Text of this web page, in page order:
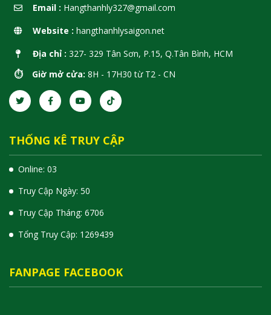
Email : Hangthanhly327@gmail.com
Website : hangthanhlysaigon.net
Địa chỉ : 327- 329 Tân Sơn, P.15, Q.Tân Bình, HCM
⏱️ Giờ mở cửa: 8H - 17H30 từ T2 - CN
THỐNG KÊ TRUY CẬP
Online: 03
Truy Cập Ngày: 50
Truy Cập Tháng: 6706
Tổng Truy Cập: 1 269439
FANPAGE FACEBOOK